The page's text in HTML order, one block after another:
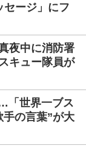
セージ」にフ
夜中に消防署
キュー隊員が
「世界一ブス
の言葉”が大